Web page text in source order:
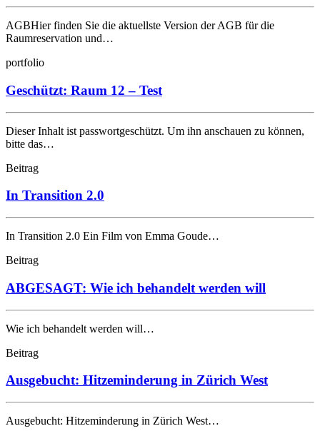
AGBHier finden Sie die aktuellste Version der AGB für die
Raumreservation und…
portfolio
Geschützt: Raum 12 – Test
Dieser Inhalt ist passwortgeschützt. Um ihn anschauen zu können,
bitte das…
Beitrag
In Transition 2.0
In Transition 2.0 Ein Film von Emma Goude…
Beitrag
ABGESAGT: Wie ich behandelt werden will
Wie ich behandelt werden will…
Beitrag
Ausgebucht: Hitzeminderung in Zürich West
Ausgebucht: Hitzeminderung in Zürich West…